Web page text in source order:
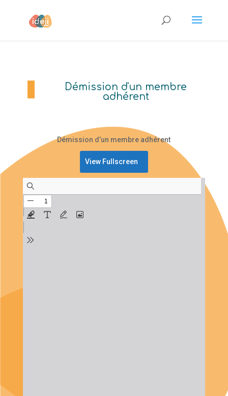
Démission d'un membre
adhérent
Démission d’un membre adhérent
View Fullscreen